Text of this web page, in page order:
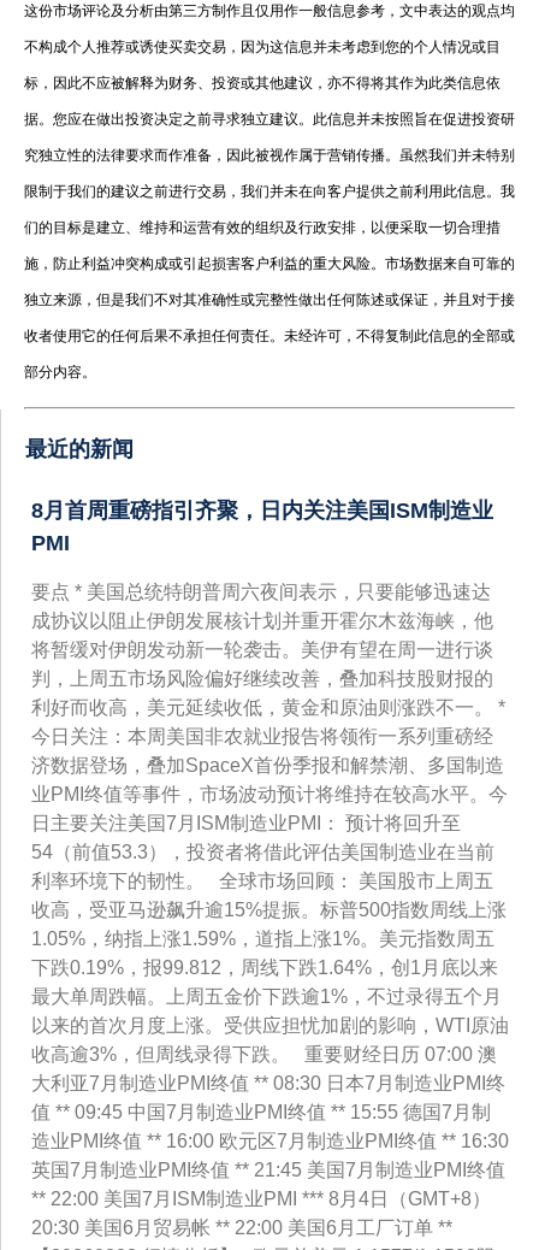
这份市场评论及分析由第三方制作且仅用作一般信息参考，文中表达的观点均
不构成个人推荐或诱使买卖交易，因为这信息并未考虑到您的个人情况或目
标，因此不应被解释为财务、投资或其他建议，亦不得将其作为此类信息依
据。您应在做出投资决定之前寻求独立建议。此信息并未按照旨在促进投资研
究独立性的法律要求而作准备，因此被视作属于营销传播。虽然我们并未特别
限制于我们的建议之前进行交易，我们并未在向客户提供之前利用此信息。我
们的目标是建立、维持和运营有效的组织及行政安排，以便采取一切合理措
施，防止利益冲突构成或引起损害客户利益的重大风险。市场数据来自可靠的
独立来源，但是我们不对其准确性或完整性做出任何陈述或保证，并且对于接
收者使用它的任何后果不承担任何责任。未经许可，不得复制此信息的全部或
部分内容。
最近的新闻
8月首周重磅指引齐聚，日内关注美国ISM制造业
PMI
要点 * 美国总统特朗普周六夜间表示，只要能够迅速达
成协议以阻止伊朗发展核计划并重开霍尔木兹海峡，他
将暂缓对伊朗发动新一轮袭击。美伊有望在周一进行谈
判，上周五市场风险偏好继续改善，叠加科技股财报的
利好而收高，美元延续收低，黄金和原油则涨跌不一。 *
今日关注：本周美国非农就业报告将领衔一系列重磅经
济数据登场，叠加SpaceX首份季报和解禁潮、多国制造
业PMI终值等事件，市场波动预计将维持在较高水平。今
日主要关注美国7月ISM制造业PMI： 预计将回升至
54（前值53.3），投资者将借此评估美国制造业在当前
利率环境下的韧性。 全球市场回顾： 美国股市上周五
收高，受亚马逊飙升逾15%提振。标普500指数周线上涨
1.05%，纳指上涨1.59%，道指上涨1%。美元指数周五
下跌0.19%，报99.812，周线下跌1.64%，创1月底以来
最大单周跌幅。上周五金价下跌逾1%，不过录得五个月
以来的首次月度上涨。受供应担忧加剧的影响，WTI原油
收高逾3%，但周线录得下跌。 重要财经日历 07:00 澳
大利亚7月制造业PMI终值 ** 08:30 日本7月制造业PMI终
值 ** 09:45 中国7月制造业PMI终值 ** 15:55 德国7月制
造业PMI终值 ** 16:00 欧元区7月制造业PMI终值 ** 16:30
英国7月制造业PMI终值 ** 21:45 美国7月制造业PMI终值
** 22:00 美国7月ISM制造业PMI *** 8月4日（GMT+8）
20:30 美国6月贸易帐 ** 22:00 美国6月工厂订单 **